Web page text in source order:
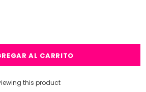
this product